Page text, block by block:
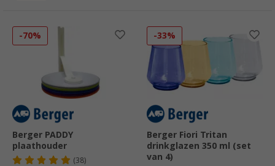
-70%
Berger PADDY
plaathouder
(38)
-33%
Berger Fiori Tritan
drinkglazen 350 ml (set
van 4)